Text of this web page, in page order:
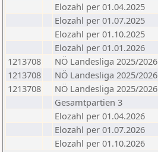
Elozahl per 01.04.2025
Elozahl per 01.07.2025
Elozahl per 01.10.2025
Elozahl per 01.01.2026
1213708
NÖ Landesliga 2025/2026
1213708
NÖ Landesliga 2025/2026
1213708
NÖ Landesliga 2025/2026
Gesamtpartien 3
Elozahl per 01.04.2026
Elozahl per 01.07.2026
Elozahl per 01.10.2026